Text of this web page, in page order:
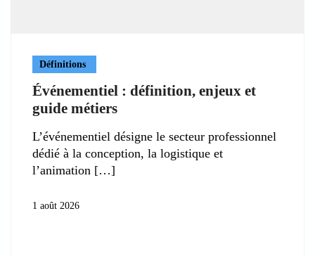
Définitions
Événementiel : définition, enjeux et
guide métiers
L’événementiel désigne le secteur professionnel
dédié à la conception, la logistique et
l’animation
1 août 2026